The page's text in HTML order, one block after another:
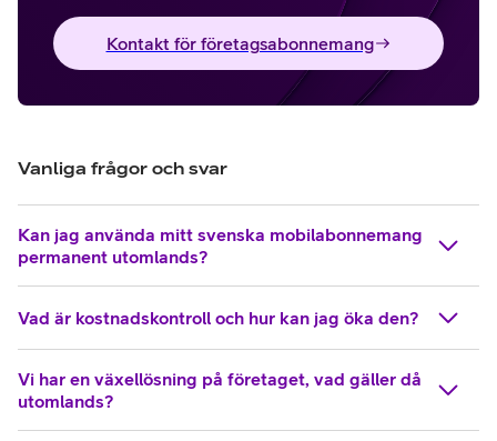
Kontakt för företagsabonnemang
Vanliga frågor och svar
Kan jag använda mitt svenska mobilabonnemang
permanent utomlands?
Vad är kostnadskontroll och hur kan jag öka den?
Vi har en växellösning på företaget, vad gäller då
utomlands?